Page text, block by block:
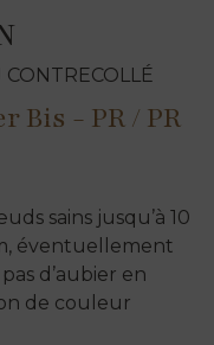
Bis - PR / PR
sains jusqu’à 10
éventuellement
d’aubier en
de couleur